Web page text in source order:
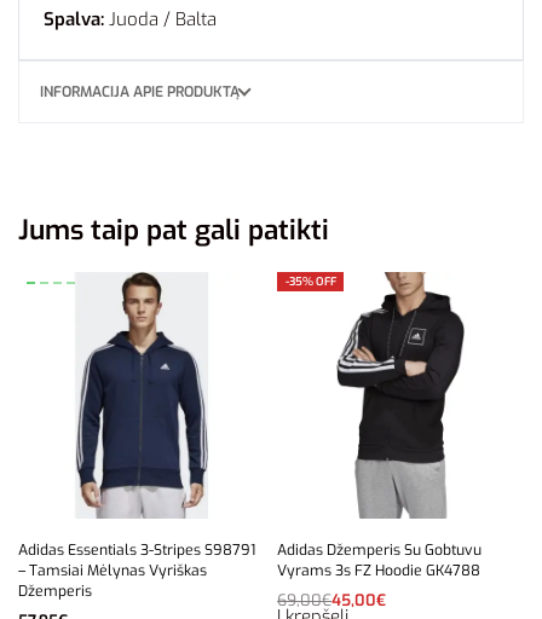
Spalva: Juoda / Balta
INFORMACIJA APIE PRODUKTĄ
Jums taip pat gali patikti
Adidas Essentials 3-Stripes S98791
– Tamsiai Mėlynas Vyriškas
Džemperis
-35% OFF
Adidas Džemperis Su Gobtuvu
Vyrams 3s FZ Hoodie GK4788
69,00€45,00€